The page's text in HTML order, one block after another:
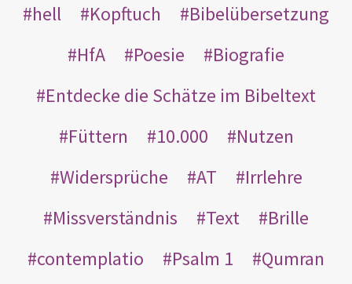
hell
Kopftuch
Bibelübersetzung
HfA
Poesie
Biografie
Entdecke die Schätze im Bibeltext
Füttern
10.000
Nutzen
Widersprüche
AT
Irrlehre
Missverständnis
Text
Brille
contemplatio
Psalm 1
Qumran